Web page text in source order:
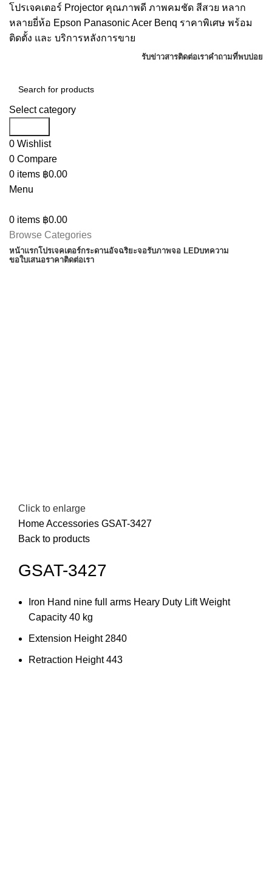
โปรเจคเตอร์ Projector คุณภาพดี ภาพคมชัด สีสวย หลาก
หลายยี่ห้อ Epson Panasonic Acer Benq ราคาพิเศษ พร้อม
ติดตั้ง และ บริการหลังการขาย
รับข่าวสารติดต่อเราคำถามที่พบบ่อย
Select category
0 Wishlist
0 Compare
0 items ฿0.00
Menu
0 items ฿0.00
Browse Categories
หน้าแรกโปรเจคเตอร์กระดานอัจฉริยะจอรับภาพจอ LEDบทความ
ขอใบเสนอราคาติดต่อเรา
Click to enlarge
HomeAccessories GSAT-3427
Back to products
GSAT-3427
Iron Hand nine full arms Heary Duty Lift Weight
Capacity 40 kg
Extension Height 2840
Retraction Height 443